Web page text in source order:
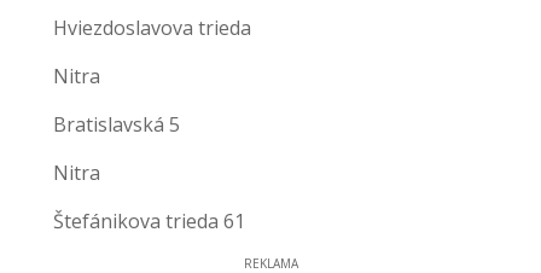
Hviezdoslavova trieda
Nitra
Bratislavská 5
Nitra
Štefánikova trieda 61
REKLAMA